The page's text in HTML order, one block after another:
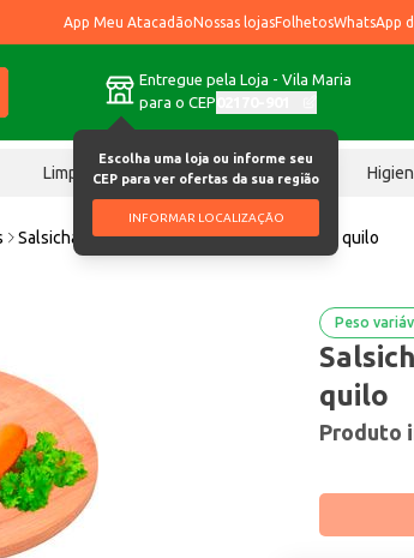
App Meu AtacadãoNossas lojasFolhetosWhatsApp
Entregue pela Loja - Vila Maria
para o CEP
Escolha uma loja ou informe seu
CEP para ver ofertas da sua região
INFORMAR LOCALIZAÇÃO
Limpeza Chocolates
Salsicha Salsicha Hot Dog Seara Resfriada quilo
Peso
quilo
Produto